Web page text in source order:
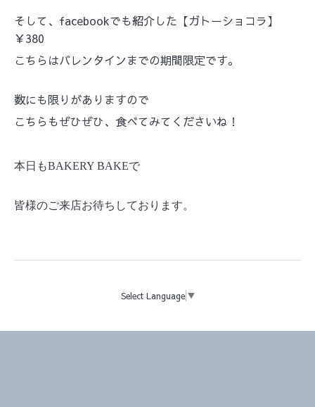
そして、facebookでも紹介した【ガトーショコラ】
￥380
こちらはバレンタインまでの期間限定です。
数にも限りがありますので
こちらもぜひぜひ、食べてみてくださいね！
本日もBAKERY BAKEで
皆様のご来店お待ちしております。
Select Language ▼